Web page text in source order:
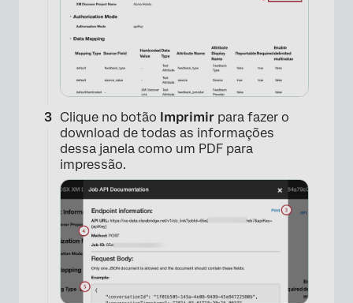
Clique no botão Imprimir para fazer o
download de todas as informações
dessa janela como um PDF para
impressão.